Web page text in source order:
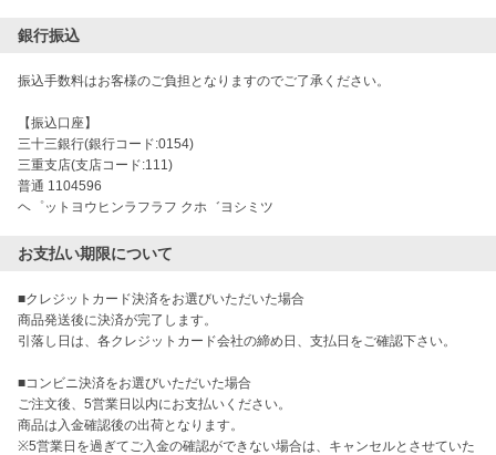
銀行振込
振込手数料はお客様のご負担となりますのでご了承ください。
【振込口座】
三十三銀行(銀行コード:0154)
三重支店(支店コード:111)
普通 1104596
ヘ゜ットヨウヒンラフラフ クホ゛ヨシミツ
お支払い期限について
■クレジットカード決済をお選びいただいた場合
商品発送後に決済が完了します。
引落し日は、各クレジットカード会社の締め日、支払日をご確認下さい。
■コンビニ決済をお選びいただいた場合
ご注文後、5営業日以内にお支払いください。
商品は入金確認後の出荷となります。
※5営業日を過ぎてご入金の確認ができない場合は、キャンセルとさせていた